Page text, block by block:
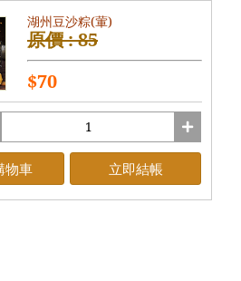
湖州豆沙粽(葷)
原價 : 85
$70
物車 立即結帳